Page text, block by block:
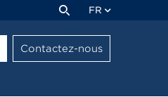
FR
Contactez-nous